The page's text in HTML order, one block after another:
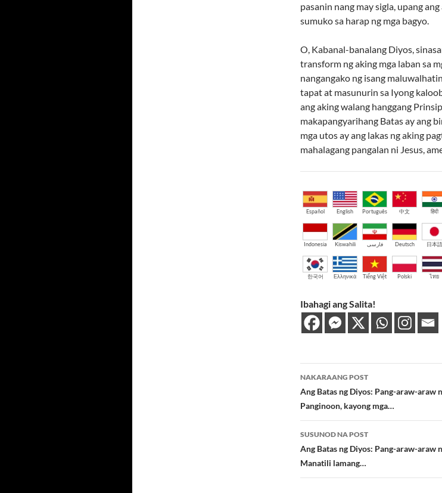
pasanin nang may sigla, upang
sumuko sa harap ng mga bagyo.
O, Kabanal-banalang Diyos,
transform ng aking mga laban sa
nangangako ng isang
tapat at masunurin sa Iyong
ang aking walang hanggang
makapangyarihang Batas ay ang
mga utos ay ang lakas ng aking
mahalagang pangalan ni Jesus,
Español English Português 中文 हिंदी
Indonesia Kiswahili فارسی Deutsch 日本語
한국어 Ελληνικά Tiếng Việt Polski ไทย
Ibahagi ang Salita!
Post
navigation
NAKARAANG POST
Ang Batas ng Diyos: Pang-araw-araw
Panginoon, kayong mga…
SUSUNOD NA POST
Ang Batas ng Diyos: Pang-araw-araw
Manatili lamang…